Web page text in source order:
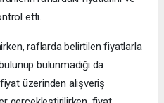
etti.
raflarda belirtilen fiyatlarla
bulunmadığı da
üzerinden alışveriş